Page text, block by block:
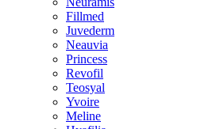
Fillmed
Juvederm
Neauvia
Princess
Revofil
Teosyal
Yvoire
Meline